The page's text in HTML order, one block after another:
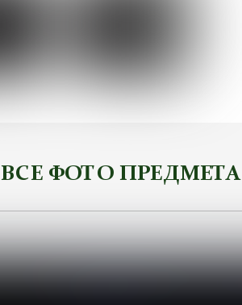
ВСЕ ФОТО ПРЕДМЕТА